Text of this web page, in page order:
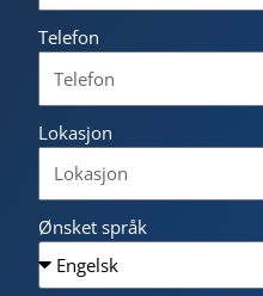
Telefon
Lokasjon
Ønsket språk